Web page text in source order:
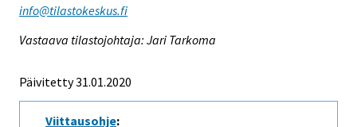
info@tilastokeskus.fi
Vastaava tilastojohtaja: Jari Tarkoma
Päivitetty 31.01.2020
Viittausohje: